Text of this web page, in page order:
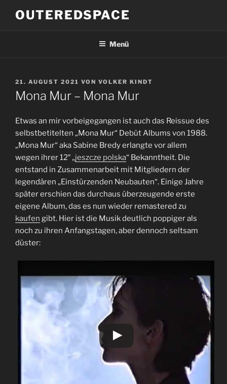
InhaltOUTEREDSPACE
Menü
VERÖFFENTLICHT
AM
21. AUGUST 2021 VON VOLKER KINDT
Mona Mur – Mona Mur
Etwas an mir vorbeigegangen ist auch das Reissue des
selbstbetitelten „Mona Mur“ Debüt Albums von 1988.
„Mona Mur“ aka Sabine Bredy erlangte vor allem
wegen ihrer 12″ „jeszcze polska“ Bekanntheit. Die
entstand in Zusammenarbeit mit Mitgliedern der
legendären „Einstürzenden Neubauten“. Einige Jahre
später erschien das durchaus überzeugende erste
eigene Album, das es nun wieder remastered zu
kaufen gibt. Hier ist die Musik deutlich poppiger als
noch zu ihren Anfangstagen, aber dennoch seltsam
düster: